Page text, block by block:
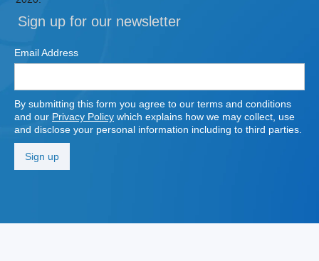
Sign up for our newsletter
Email Address
By submitting this form you agree to our terms and conditions
and our Privacy Policy which explains how we may collect, use
and disclose your personal information including to third parties.